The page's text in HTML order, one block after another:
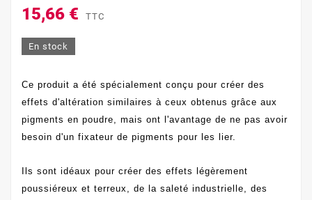
15,66 € TTC
En stock
Ce produit a été spécialement conçu pour créer des
effets d'altération similaires à ceux obtenus grâce aux
pigments en poudre, mais ont l'avantage de ne pas avoir
besoin d'un fixateur de pigments pour les lier.
Ils sont idéaux pour créer des effets légèrement
poussiéreux et terreux, de la saleté industrielle, des